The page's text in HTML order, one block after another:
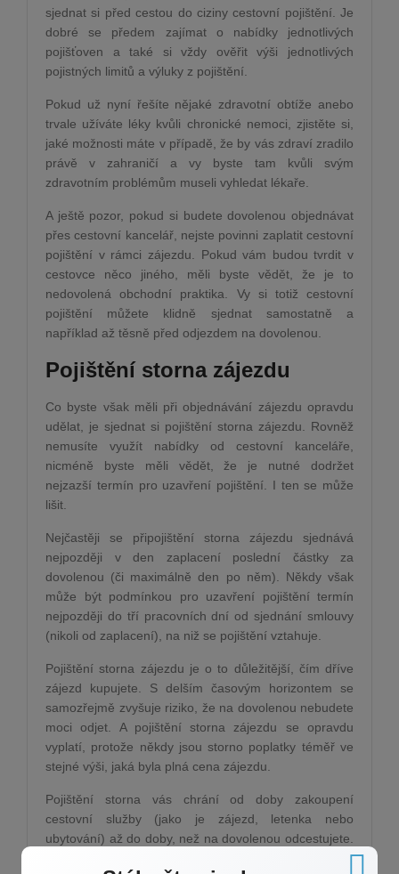
sjednat si před cestou do ciziny cestovní pojištění. Je
dobré se předem zajímat o nabídky jednotlivých
pojišťoven a také si vždy ověřit výši jednotlivých
pojistných limitů a výluky z pojištění.
Pokud už nyní řešíte nějaké zdravotní obtíže anebo
trvale užíváte léky kvůli chronické nemoci, zjistěte si,
jaké možnosti máte v případě, že by vás zdraví zradilo
právě v zahraničí a vy byste tam kvůli svým
zdravotním problémům museli vyhledat lékaře.
A ještě pozor, pokud si budete dovolenou objednávat
přes cestovní kancelář, nejste povinni zaplatit cestovní
pojištění v rámci zájezdu. Pokud vám budou tvrdit v
cestovce něco jiného, měli byste vědět, že je to
nedovolená obchodní praktika. Vy si totiž cestovní
pojištění můžete klidně sjednat samostatně a
například až těsně před odjezdem na dovolenou.
Pojištění storna zájezdu
Co byste však měli při objednávání zájezdu opravdu
udělat, je sjednat si pojištění storna zájezdu. Rovněž
nemusíte využít nabídky od cestovní kanceláře,
nicméně byste měli vědět, že je nutné dodržet
nejzazší termín pro uzavření pojištění. I ten se může
lišit.
Nejčastěji se připojištění storna zájezdu sjednává
nejpozději v den zaplacení poslední částky za
dovolenou (či maximálně den po něm). Někdy však
může být podmínkou pro uzavření pojištění termín
nejpozději do tří pracovních dní od sjednání smlouvy
(nikoli od zaplacení), na niž se pojištění vztahuje.
Pojištění storna zájezdu je o to důležitější, čím dříve
zájezd kupujete. S delším časovým horizontem se
samozřejmě zvyšuje riziko, že na dovolenou nebudete
moci odjet. A pojištění storna zájezdu se opravdu
vyplatí, protože někdy jsou storno poplatky téměř ve
stejné výši, jaká byla plná cena zájezdu.
Pojištění storna vás chrání od doby zakoupení
cestovní služby (jako je zájezd, letenka nebo
ubytování) až do doby, než na dovolenou odcestujete.
Někde máte pojištění 80 procent storno poplatků,